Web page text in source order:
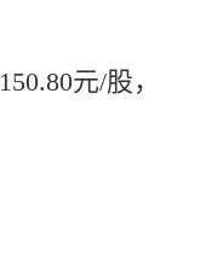
元/股，